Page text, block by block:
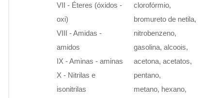
VII - Éteres (óxidos -
oxi)
VIII - Amidas -
amidos
IX - Aminas - aminas
X - Nitrilas e
isonitrilas
clorofórmio,
bromureto de netila,
nitrobenzeno,
gasolina, alcoois,
acetona, acetatos,
pentano,
metano, hexano,